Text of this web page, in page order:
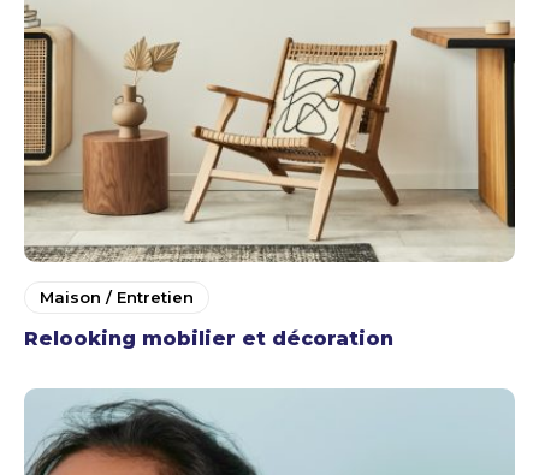
Maison / Entretien
Relooking mobilier et décoration